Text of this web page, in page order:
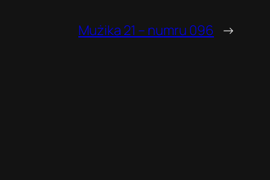
Mużika 21 – numru 096 →